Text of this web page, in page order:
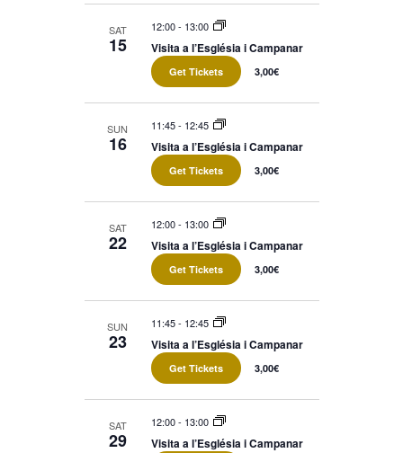
SAT
15
12:00- 13:00
Visita a l’Església i Campanar
Get Tickets 3,00€
SUN
16
11:45- 12:45
Visita a l’Església i Campanar
Get Tickets 3,00€
SAT
22
12:00- 13:00
Visita a l’Església i Campanar
Get Tickets 3,00€
SUN
23
11:45- 12:45
Visita a l’Església i Campanar
Get Tickets 3,00€
SAT
29
12:00- 13:00
Visita a l’Església i Campanar